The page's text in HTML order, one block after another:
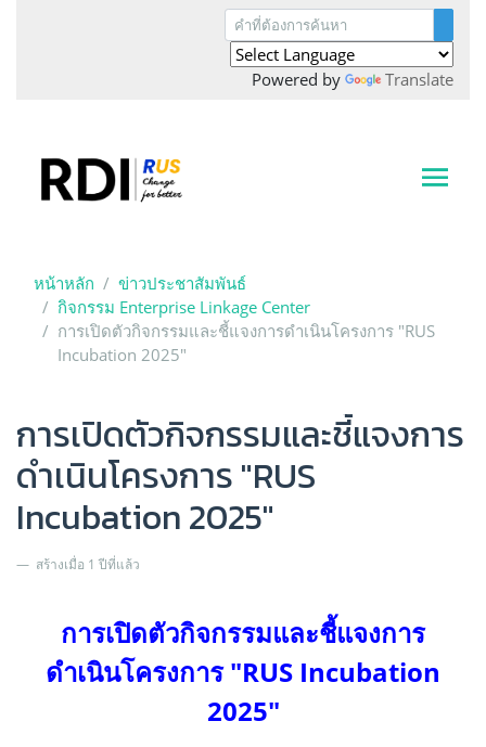
Powered by Translate
หน้าหลัก
ข่าวประชาสัมพันธ์
กิจกรรม Enterprise Linkage Center
การเปิดตัวกิจกรรมและชี้แจงการดำเนินโครงการ "RUS
Incubation 2025"
การเปิดตัวกิจกรรมและชี้แจงการ
ดำเนินโครงการ "RUS
Incubation 2025"
สร้างเมื่อ 1 ปีที่แล้ว
การเปิดตัวกิจกรรมและชี้แจงการ
ดำเนินโครงการ "RUS Incubation
2025"